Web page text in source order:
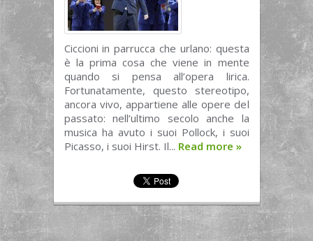
Ciccioni in parrucca che urlano: questa
è la prima cosa che viene in mente
quando si pensa all’opera lirica.
Fortunatamente, questo stereotipo,
ancora vivo, appartiene alle opere del
passato: nell’ultimo secolo anche la
musica ha avuto i suoi Pollock, i suoi
Picasso, i suoi Hirst. Il... Read more »